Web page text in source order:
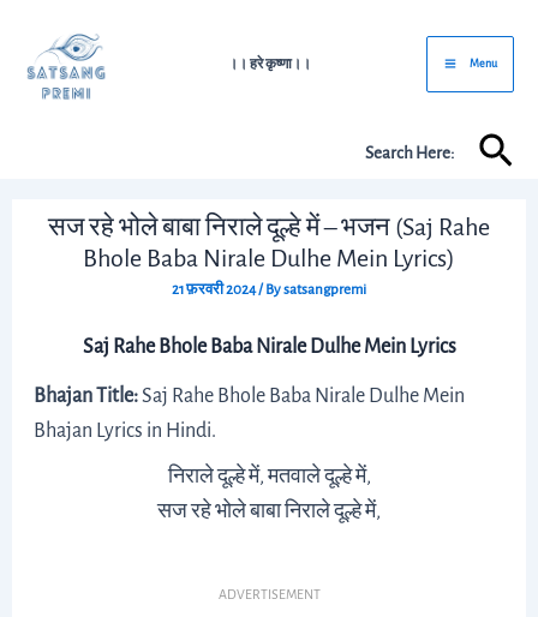
content
।। हरे कृष्णा।।
Main
Menu
Menu
Search Here:
सज रहे भोले बाबा निराले दूल्हे में – भजन (Saj Rahe
Bhole Baba Nirale Dulhe Mein Lyrics)
21 फ़रवरी 2024/ Bysatsangpremi
Saj Rahe Bhole Baba Nirale Dulhe Mein Lyrics
Bhajan Title:Saj Rahe Bhole Baba Nirale Dulhe Mein
Bhajan Lyrics in Hindi.
निराले दूल्हे में, मतवाले दूल्हे में,
सज रहे भोले बाबा निराले दूल्हे में,
ADVERTISEMENT
navigation